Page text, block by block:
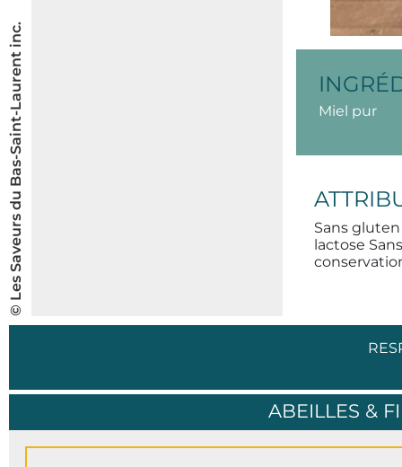
© Les Saveurs du Bas-Saint-Laurent inc. Miel pur
Sans
lactose
ABEILLES &